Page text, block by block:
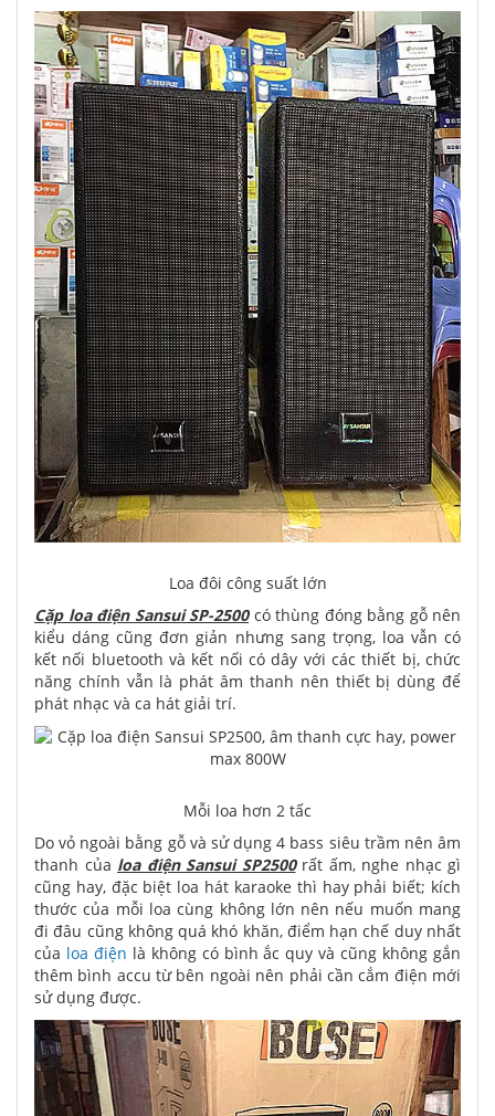
Loa đôi công suất lớn
Cặp loa điện Sansui SP-2500có thùng đóng bằng gỗ nên
kiểu dáng cũng đơn giản nhưng sang trọng, loa vẫn có
kết nối bluetooth và kết nối có dây với các thiết bị, chức
năng chính vẫn là phát âm thanh nên thiết bị dùng để
phát nhạc và ca hát giải trí.
Mỗi loa hơn 2 tấc
Do vỏ ngoài bằng gỗ và sử dụng 4 bass siêu trầm nên âm
thanh của loa điện Sansui SP2500rất ấm, nghe nhạc gì
cũng hay, đặc biệt loa hát karaoke thì hay phải biết; kích
thước của mỗi loa cùng không lớn nên nếu muốn mang
đi đâu cũng không quá khó khăn, điểm hạn chế duy nhất
của loa điện là không có bình ắc quy và cũng không gắn
thêm bình accu từ bên ngoài nên phải cần cắm điện mới
sử dụng được.